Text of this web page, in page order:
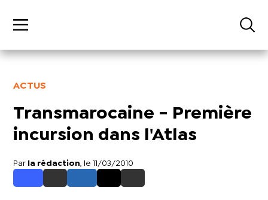
ACTUS
Transmarocaine - Première
incursion dans l'Atlas
Par la rédaction , le 11/03/2010